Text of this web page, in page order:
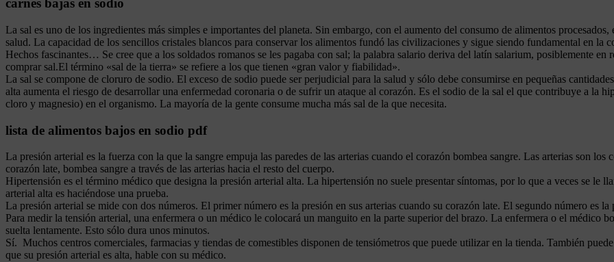
carnes bajas en sodio
La sal es uno de los ingredientes más simples e importantes del planeta. Sin embargo, con el aumento del consumo de alimentos
salud. La capacidad de los sencillos cristales blancos para conservar los alimentos fundó las civilizaciones y sigue siendo fundamental en la
Hechos fascinantes… Se cree que a los soldados romanos se les pagaba con sal; la palabra salario deriva del latín salarium, posiblemente en
comprar sal.El término «sal de la tierra» se refiere a los que tienen «gran valor y fiabilidad».
La sal se compone de cloruro de sodio. El exceso de sodio puede ser perjudicial para la salud y sólo debe consumirse en pequeñas
alta aumenta el riesgo de desarrollar una enfermedad coronaria o de sufrir un ataque al corazón. Es el sodio de la sal el que contribuye a la
cloro y magnesio) en el organismo. La mayoría de la gente consume mucha más sal de la que necesita.
lista de alimentos bajos en sodio pdf
La presión arterial es la fuerza con la que la sangre empuja las paredes de las arterias cuando el corazón bombea sangre. Las arterias son
corazón late, bombea sangre a través de las arterias hacia el resto del cuerpo.
Hipertensión es el término médico que designa la presión arterial alta. La hipertensión no suele presentar síntomas, por lo que a veces se le
arterial alta es haciéndose una prueba.
La presión arterial se mide con dos números. El primer número es la presión en sus arterias cuando su corazón late. El segundo número es
Para medir la tensión arterial, una enfermera o un médico le colocará un manguito en la parte superior del brazo. La enfermera o el médico
suelta lentamente. Esto sólo dura unos minutos.
Sí. Muchos centros comerciales, farmacias y tiendas de comestibles disponen de tensiómetros que puede utilizar en la tienda. También
que su presión arterial es alta, hable con su médico.